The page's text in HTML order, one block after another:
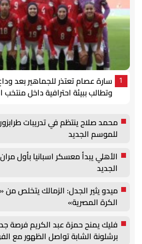
1
سارة عصام تعتذر للجماهير بعد
وتطالب ببيئة احترافية داخل
محمد صلاح ينتظم في تدريبات
للموسم الجديد
الأهلي يبدأ معسكر اسبانيا بأول
الجديد
ميدو يثير الجدل: الزمالك يتخلص من
الكرة المصرية»
فليك يمنح حمزة عبد الكريم فرصة
برشلونة الشابة تواصل الظهور مع